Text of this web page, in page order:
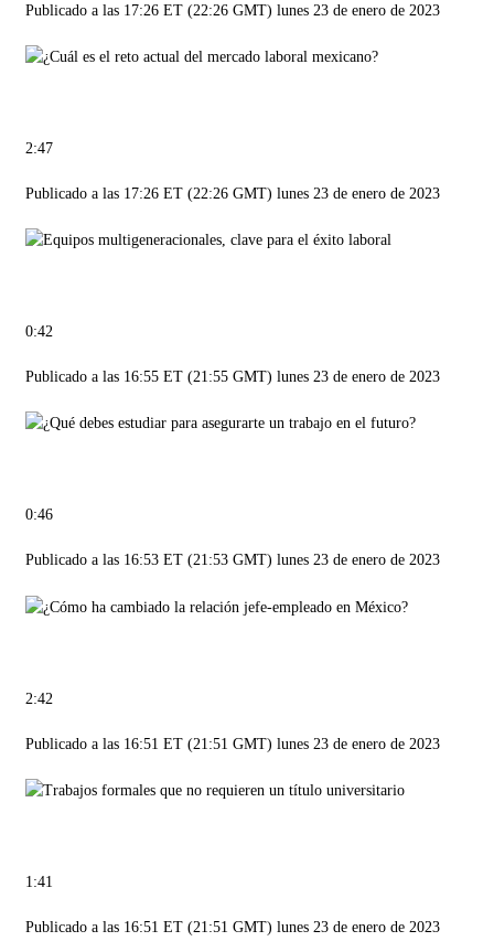
Publicado a las 17:26 ET (22:26 GMT) lunes 23 de enero de 2023
2:47
Publicado a las 17:26 ET (22:26 GMT) lunes 23 de enero de 2023
0:42
Publicado a las 16:55 ET (21:55 GMT) lunes 23 de enero de 2023
0:46
Publicado a las 16:53 ET (21:53 GMT) lunes 23 de enero de 2023
2:42
Publicado a las 16:51 ET (21:51 GMT) lunes 23 de enero de 2023
1:41
Publicado a las 16:51 ET (21:51 GMT) lunes 23 de enero de 2023